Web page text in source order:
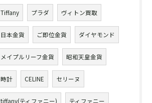
Tiffany プラダ ヴィトン買取
日本金貨 ご即位金貨 ダイヤモンド
メイプルリーフ金貨 昭和天皇金貨
時計 CELINE セリーヌ
tiffany(ティファニー) ティファニー